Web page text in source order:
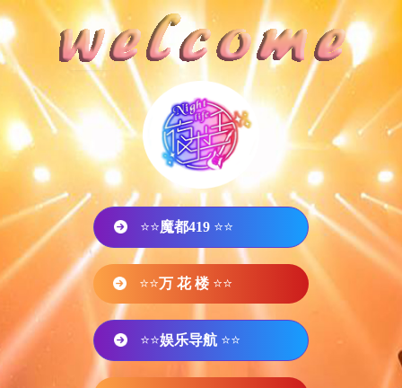
⭐⭐魔都419 ⭐⭐
⭐⭐万 花 楼 ⭐⭐
⭐⭐娱乐导航 ⭐⭐